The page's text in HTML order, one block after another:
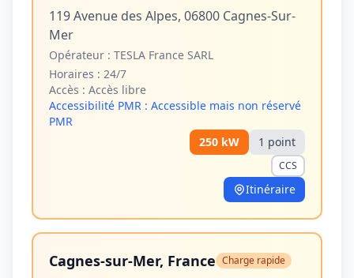
119 Avenue des Alpes, 06800 Cagnes-Sur-
Mer
Opérateur : TESLA France SARL
Horaires : 24/7
Accès : Accès libre
Accessibilité PMR : Accessible mais non réservé
PMR
250 kW 1 point
CCS
Itinéraire
Cagnes-sur-Mer, France Charge rapide